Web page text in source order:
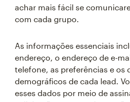
achar mais fácil se
com cada grupo.
As informações essenciais
endereço, o endereço de e-
telefone, as preferências e os
demográficos de cada lead.
esses dados por meio de